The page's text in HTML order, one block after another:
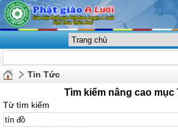
Tin Tức
Tìm kiếm nâng cao mục
Từ tìm kiếm